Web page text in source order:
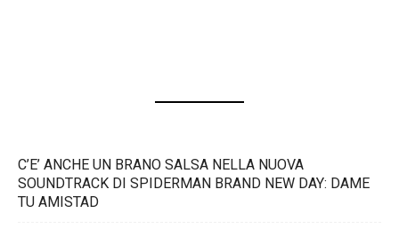
C’E’ ANCHE UN BRANO SALSA NELLA NUOVA
SOUNDTRACK DI SPIDERMAN BRAND NEW DAY: DAME
TU AMISTAD